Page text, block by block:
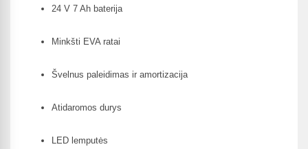
24 V 7 Ah baterija
Minkšti EVA ratai
Švelnus paleidimas ir amortizacija
Atidaromos durys
LED lemputės